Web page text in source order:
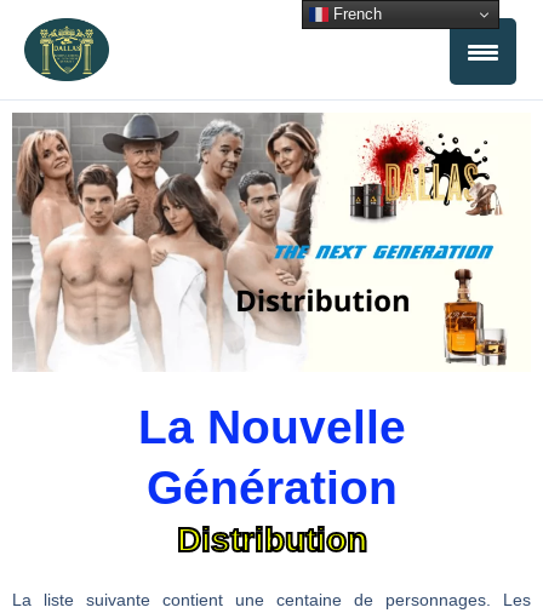
contenu
La Nouvelle
Génération
Distribution
La liste suivante contient une centaine de personnages. Les
French